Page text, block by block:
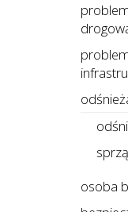
osoba